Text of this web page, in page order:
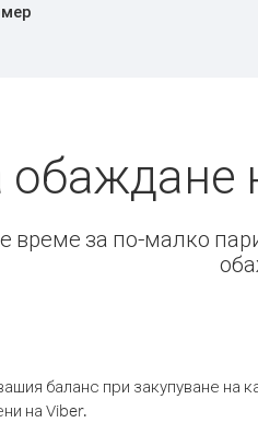
обаждане
време за по-малко
баланс при закупуване
на Viber.